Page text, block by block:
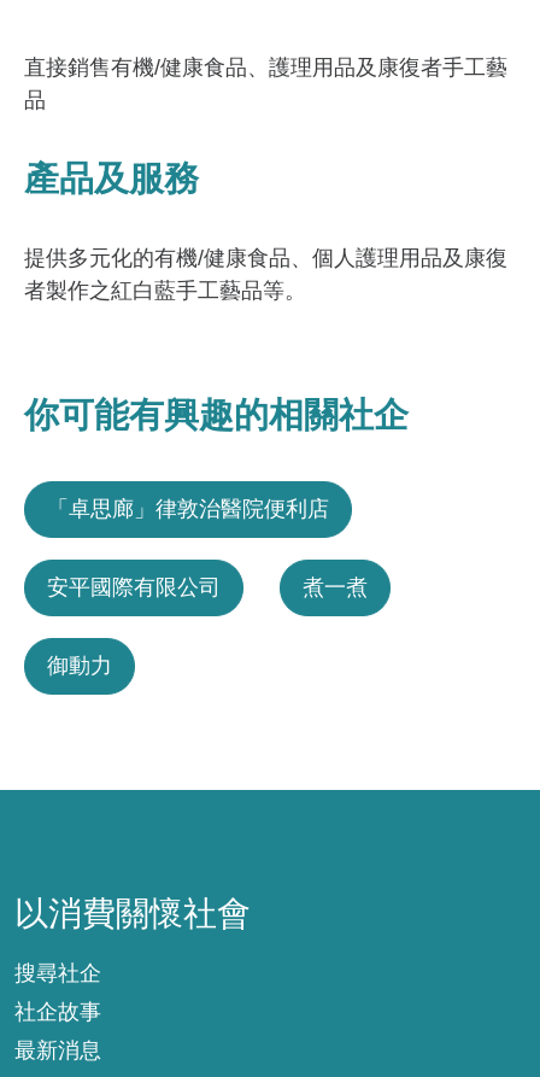
直接銷售有機/健康食品、護理用品及康復者手工藝
品
產品及服務
提供多元化的有機/健康食品、個人護理用品及康復
者製作之紅白藍手工藝品等。
你可能有興趣的相關社企
「卓思廊」律敦治醫院便利店
安平國際有限公司 煮一煮
御動力
以消費關懷社會
搜尋社企
社企故事
最新消息